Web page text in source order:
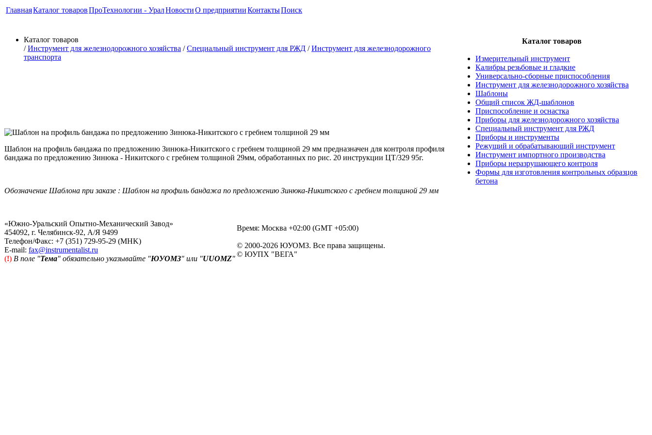
ГлавнаяКаталог товаровПроТехнологии - УралНовостиО предприятииКонтактыПоиск
Каталог товаров
/Инструмент для железнодорожного хозяйства /Специальный инструмент для РЖД /Инструмент для железнодорожного
транспорта
Шаблон на профиль бандажа по предложению Зинюка-Никитского с гребнем толщиной 29 мм предназначен для контроля профиля
бандажа по предложению Зинюка - Никитского с гребнем толщиной 29мм, обработанных по рис. 20 инструкции ЦТ/329 95г.
Обозначение Шаблона при заказе : Шаблон на профиль бандажа по предложению Зинюка-Никитского с гребнем толщиной 29 мм
Каталог товаров
Измерительный инструмент
Калибры резьбовые и гладкие
Универсально-сборные приспособления
Инструмент для железнодорожного хозяйства
Шаблоны
Общий список ЖД-шаблонов
Приспособление и оснастка
Приборы для железнодорожного хозяйства
Специальный инструмент для РЖД
Приборы и инструменты
Режущий и обрабатывающий инструмент
Инструмент импортного производства
Приборы неразрушающего контроля
Формы для изготовления контрольных образцов
бетона
«Южно-Уральский Опытно-Механический Завод»
454092, г. Челябинск-92, А/Я 9499
Телефон/Факс: +7 (351) 729-95-29 (MHK)
Е-mail: fax@instrumentalist.ru
(!) В поле "Тема" обязательно указывайте "ЮУОМЗ" или "UUOMZ"
Время: Москва +02:00 (GMT +05:00)
© 2000-2026 ЮУОМЗ. Все права защищены.
© ЮУПХ "ВЕГА"